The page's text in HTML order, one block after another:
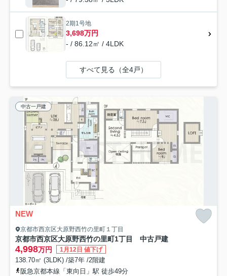
2期1号地
3,698万円
- / 86.12㎡ / 4LDK
すべて見る（全4戸）
中古一戸建
NEW
京都市西京区大原野西竹の里町１丁目
京都市西京区大原野西竹の里町1丁目 中古戸建
4,998万円 1月12日 値下げ
138.70㎡ (3LDK) /築7年 /2階建
阪急京都本線「東向日」駅 徒歩49分